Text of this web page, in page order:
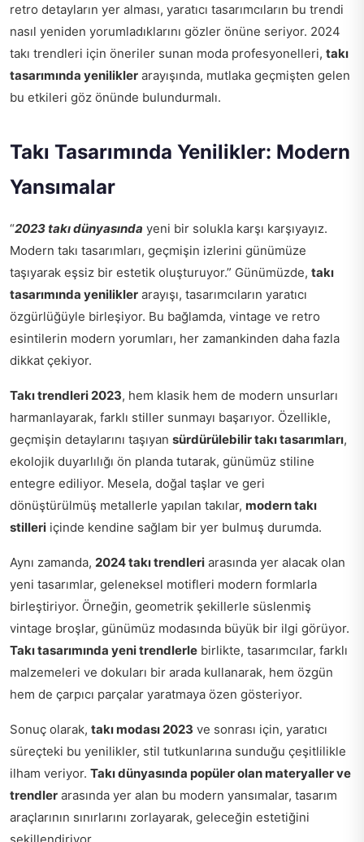
retro detayların yer alması, yaratıcı tasarımcıların bu trendi
nasıl yeniden yorumladıklarını gözler önüne seriyor. 2024
takı trendleri için öneriler sunan moda profesyonelleri, takı
tasarımında yenilikler arayışında, mutlaka geçmişten gelen
bu etkileri göz önünde bulundurmalı.
Takı Tasarımında Yenilikler: Modern
Yansımalar
“2023 takı dünyasında yeni bir solukla karşı karşıyayız.
Modern takı tasarımları, geçmişin izlerini günümüze
taşıyarak eşsiz bir estetik oluşturuyor.” Günümüzde, takı
tasarımında yenilikler arayışı, tasarımcıların yaratıcı
özgürlüğüyle birleşiyor. Bu bağlamda, vintage ve retro
esintilerin modern yorumları, her zamankinden daha fazla
dikkat çekiyor.
Takı trendleri 2023, hem klasik hem de modern unsurları
harmanlayarak, farklı stiller sunmayı başarıyor. Özellikle,
geçmişin detaylarını taşıyan sürdürülebilir takı tasarımları,
ekolojik duyarlılığı ön planda tutarak, günümüz stiline
entegre ediliyor. Mesela, doğal taşlar ve geri
dönüştürülmüş metallerle yapılan takılar, modern takı
stilleri içinde kendine sağlam bir yer bulmuş durumda.
Aynı zamanda, 2024 takı trendleri arasında yer alacak olan
yeni tasarımlar, geleneksel motifleri modern formlarla
birleştiriyor. Örneğin, geometrik şekillerle süslenmiş
vintage broşlar, günümüz modasında büyük bir ilgi görüyor.
Takı tasarımında yeni trendlerle birlikte, tasarımcılar, farklı
malzemeleri ve dokuları bir arada kullanarak, hem özgün
hem de çarpıcı parçalar yaratmaya özen gösteriyor.
Sonuç olarak, takı modası 2023 ve sonrası için, yaratıcı
süreçteki bu yenilikler, stil tutkunlarına sunduğu çeşitlilikle
ilham veriyor. Takı dünyasında popüler olan materyaller ve
trendler arasında yer alan bu modern yansımalar, tasarım
araçlarının sınırlarını zorlayarak, geleceğin estetiğini